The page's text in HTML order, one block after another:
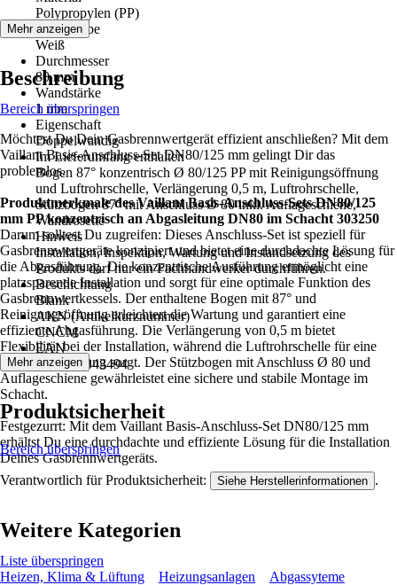
Polypropylen (PP)
Grundfarbe
Weiß
Durchmesser
80 mm
Wandstärke
1 mm
Eigenschaft
Doppelwandig
Im Lieferumfang enthalten
Bogen 87° konzentrisch Ø 80/125 PP mit Reinigungsöffnung
und Luftrohrschelle, Verlängerung 0,5 m, Luftrohrschelle,
Stützbogen 87° mit Anschluss Ø 80 inkl. Auflageschiene,
Wandrosette
Hinweis
Installation, Inspektion, Wartung und Instandsetzung des
Produkts darf nur ein Fachhandwerker durchführen.
Beschichtung
Blank
AKN (Artikelkurznummer)
CNCM
EAN
4024074343494
Mehr anzeigen
Beschreibung
Bereich überspringen
Möchtest Du Dein Gasbrennwertgerät effizient anschließen? Mit dem
Vaillant Basis-Anschluss-Set DN80/125 mm gelingt Dir das
problemlos.
Produktmerkmale des Vaillant Basis-Anschluss-Sets DN80/125
mm PP konzentrisch an Abgasleitung DN80 im Schacht 303250
Darum solltest Du zugreifen: Dieses Anschluss-Set ist speziell für
Gasbrennwertgeräte konzipiert und bietet eine durchdachte Lösung für
die Abgasführung. Die konzentrische Ausführung ermöglicht eine
platzsparende Installation und sorgt für eine optimale Funktion des
Gasbrennwertkessels. Der enthaltene Bogen mit 87° und
Reinigungsöffnung erleichtert die Wartung und garantiert eine
effiziente Abgasführung. Die Verlängerung von 0,5 m bietet
Flexibilität bei der Installation, während die Luftrohrschelle für eine
stabile Befestigung sorgt. Der Stützbogen mit Anschluss Ø 80 und
Auflageschiene gewährleistet eine sichere und stabile Montage im
Schacht.
Festgezurrt: Mit dem Vaillant Basis-Anschluss-Set DN80/125 mm
erhältst Du eine durchdachte und effiziente Lösung für die Installation
Deines Gasbrennwertgeräts.
Mehr anzeigen
Produktsicherheit
Bereich überspringen
Verantwortlich für Produktsicherheit: Siehe Herstellerinformationen .
Weitere Kategorien
Liste überspringen
Heizen, Klima & Lüftung
Heizungsanlagen
Abgassyteme